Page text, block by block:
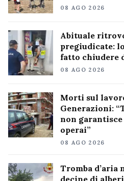
08 AGO 2026
Abituale
pregiudicate:
fatto chiudere
08 AGO 2026
Morti sul
Generazioni:
non
operai”
08 AGO 2026
Tromba d’aria
decine di